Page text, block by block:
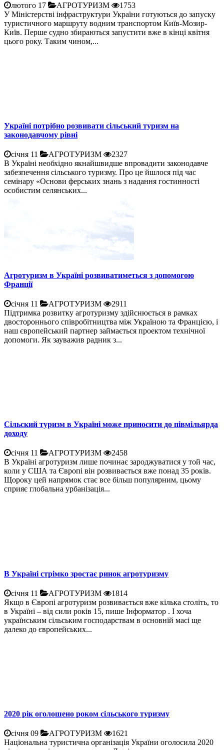
лютого 17 АГРОТУРИЗМ
1753
У Міністерстві інфраструктури України готуються до запуску
туристичного маршруту водним транспортом Київ-Мозир-
Київ. Перше судно збираються запустити вже в кінці квітня
цього року. Таким чином,...
Україні потрібно розвивати сільський туризм на
законодавчому рівні
січня 11 АГРОТУРИЗМ
2327
В Україні необхідно якнайшвидше впровадити законодавче
забезпечення сільського туризму. Про це йшлося під час
семінару «Основи ферських знань з надання гостинності
особистим селянських...
Агротуризм в Україні розвиватиметься з допомогою
Франції
січня 11 АГРОТУРИЗМ
2911
Підтримка розвитку агротуризму здійснюється в рамках
двостороннього співробітництва між Україною та Францією, і
наш європейський партнер займається проектом технічної
допомоги. Як зауважив радник з...
Сільский туризм в Україні може приносити до півмільярда
доходу
січня 11 АГРОТУРИЗМ
2458
В Україні агротуризм лише починає зароджуватися у той час,
коли у США та Європі він розвивається вже понад 35 років.
Щороку цей напрямок стає все більш популярним, цьому
сприяє глобальна урбанізація...
В Україні стрімко зростає ринок агротуризму
січня 11 АГРОТУРИЗМ
1814
Якщо в Європі агротуризм розвивається вже кілька століть, то
в Україні – від сили років 15, пише Інформатор . І хоча
українським сільським господарствам в основній масі ще
далеко до європейських...
2020 рік оголошено роком сільського туризму
січня 09 АГРОТУРИЗМ
1621
Національна туристична організація України оголосила 2020